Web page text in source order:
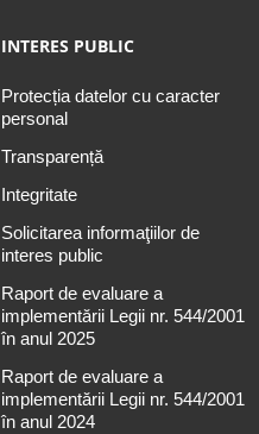
INTERES PUBLIC
Protecția datelor cu caracter
personal
Transparență
Integritate
Solicitarea informaţiilor de
interes public
Raport de evaluare a
implementării Legii nr. 544/2001
în anul 2025
Raport de evaluare a
implementării Legii nr. 544/2001
în anul 2024